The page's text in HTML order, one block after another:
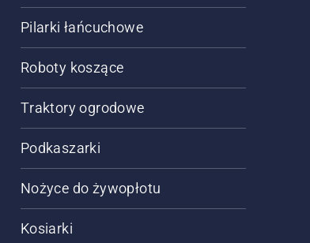
Pilarki łańcuchowe
Roboty koszące
Traktory ogrodowe
Podkaszarki
Nożyce do żywopłotu
Kosiarki